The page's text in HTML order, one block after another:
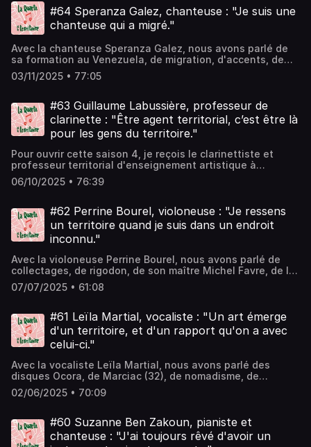
lecture musicale, d'institutions publiques et de salsa.
#64 Speranza Galez, chanteuse : "Je suis une
chanteuse qui a migré."
Avec la chanteuse Speranza Galez, nous avons parlé de
sa formation au Venezuela, de migration, d'accents, de
son nouvel album "Memorias Imaginarias de un Universo
sin Tiempo", de crochet et de Samuel Beckett.
03/11/2025 • 77:05
#63 Guillaume Labussière, professeur de
clarinette : "Être agent territorial, c’est être là
pour les gens du territoire."
Pour ouvrir cette saison 4, je reçois le clarinettiste et
professeur territorial d'enseignement artistique à
Cournon d'Auvergne (63) Guillaume Labussière pour parler
didactique, apprentissage du codage musical,
fonction publique. Bibliographie :Alain Robbe-Grillet -
Pour un nouveau romanJoëlle Zask - ParticiperFrans de
Waal - Le bonobo, Dieu et nousGuillaume Labussière -
Raymond Bonheur 1861- 1939, Parcours intellectuel et
relations artistiques d'un musicien proche de la nature
06/10/2025 • 76:39
#62 Perrine Bourel, violoneuse : "Je ressens
un territoire quand je suis dans un endroit
inconnu."
Avec la violoneuse Perrine Bourel, nous avons parlé de
collectages, de rigodon, de son maître Michel Favre, de la
Drôme, de Bourges et de Marseille, en passant par
l'Irlande jusqu'aux Hautes-Alpes, de ruralité, de hiérarchie
Pride, un nouveau récit pour les campagnesbell hooks -
Cultiver l'appartenanceClaudie Hunzinger - Bambois, Les
grands Cerfs, Un chien à ma table
07/07/2025 • 61:08
#61 Leïla Martial, vocaliste : "Un art émerge
d'un territoire, et d'un rapport qu'on a avec
celui-ci."
Avec la vocaliste Leïla Martial, nous avons parlé des
disques Ocora, de Marciac (32), de nomadisme, de
singularité, de la stigmatisation des chanteuses, de
clown, de son solo "Jubilä" et du goût de l'antilope
02/06/2025 • 70:09
#60 Suzanne Ben Zakoun, pianiste et
chanteuse : "J'ai toujours rêvé d'avoir un